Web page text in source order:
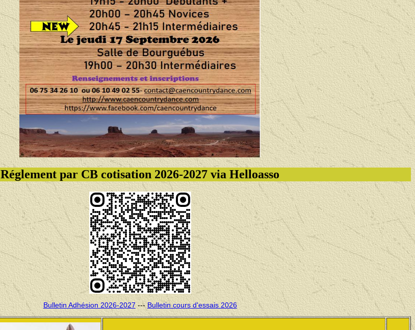
Réglement par CB cotisation 2026-2027 via Helloasso
Bulletin Adhésion 2026-2027--- Bulletin cours d'essais 2026